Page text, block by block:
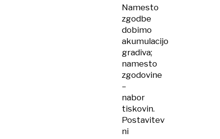
Namesto
zgodbe
dobimo
akumulacijo
gradiva;
namesto
zgodovine
–
nabor
tiskovin.
Postavitev
ni